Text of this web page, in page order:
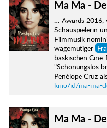
Ma Ma -
… Awards 2016,
Schauspielerin
Filmmusik
wagemutiger
baskischen
"Schonungslos
Penélope Cruz
kino/id/ma-ma-
Ma Ma -